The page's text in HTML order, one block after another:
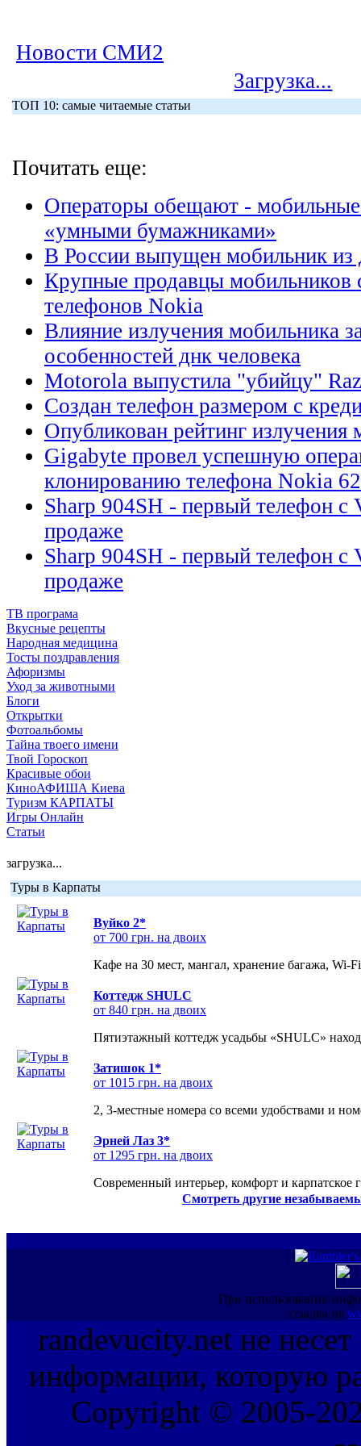
Новости СМИ2
Загрузка...
ТОП 10: самые читаемые статьи
Почитать еще:
Операторы обещают -
«умными бумажниками»
В России выпущен мобильник из
Крупные продавцы мобильников
телефонов Nokia
Влияние излучения мобильника
особенностей днк человека
Motorola выпустила "убийцу"
Создан телефон размером с
Опубликован рейтинг излучения
Gigabyte провел успешную
клонированию телефона Nokia
Sharp 904SH - первый телефон
продаже
Sharp 904SH - первый телефон
продаже
ТВ програма
Вкусные рецепты
Народная медицина
Тосты поздравления
Афоризмы
Уход за животными
Блоги
Открытки
Фотоальбомы
Тайна твоего имени
Твой Гороскоп
Красивые обои
КиноАФИША Киева
Туризм КАРПАТЫ
Игры Онлайн
Статьи
загрузка...
Туры в Карпаты
Вуйко 2*
от 700 грн. на двоих
Кафе на 30 мест, мангал, хранение багажа, Wi-
Коттедж SHULC
от 840 грн. на двоих
Пятиэтажный коттедж усадьбы «SHULC»
Затишок 1*
от 1015 грн. на двоих
2, 3-местные номера со всеми удобствами и
Эрней Лаз 3*
от 1295 грн. на двоих
Современный интерьер, комфорт и карпатское
Смотреть другие
При использовании
ссылка на
randevucity.net не несет
информации, которую
Copyright © 2005-